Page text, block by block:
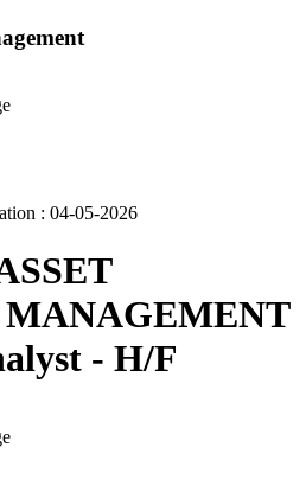
: 04-05-2026
- H/F